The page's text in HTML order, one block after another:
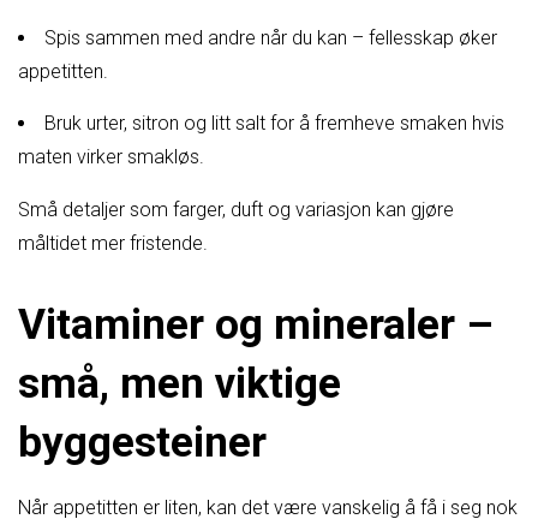
Spis sammen med andre når du kan – fellesskap øker
appetitten.
Bruk urter, sitron og litt salt for å fremheve smaken hvis
maten virker smakløs.
Små detaljer som farger, duft og variasjon kan gjøre
måltidet mer fristende.
Vitaminer og mineraler –
små, men viktige
byggesteiner
Når appetitten er liten, kan det være vanskelig å få i seg nok